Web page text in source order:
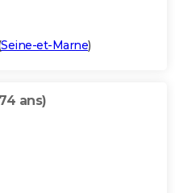
Seine-et-Marne)
ans)